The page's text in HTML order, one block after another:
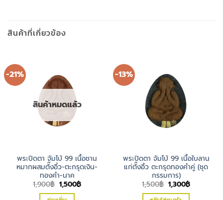
สินค้าที่เกี่ยวข้อง
-21%
สินค้าหมดแล้ว
พระปิดตา จัมโบ้ 99 เนื้อชาน
หมากผสมตั๊งอิ๋ว-ตะกรุดเงิน-
ทองคำ-นาค
1,900฿ Original
price
was:
1,500฿Current
-13%
พระปิดตา จัมโบ้ 99 เนื้อใบลาน
แก่ตั๊งอิ้ว ตะกรุดทองคำคู่ (ชุด
กรรมการ)
1,500฿ Original
price
was:
1,300฿Current